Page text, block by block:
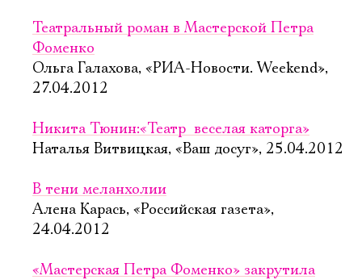
Театральный роман в Мастерской Петра
Фоменко
Ольга Галахова, «РИА-Новости. Weekend»,
27.04.2012
Никита Тюнин:«Театр  веселая каторга»
Наталья Витвицкая, «Ваш досуг», 25.04.2012
В тени меланхолии
Алена Карась, «Российская газета»,
24.04.2012
«Мастерская Петра Фоменко» закрутила